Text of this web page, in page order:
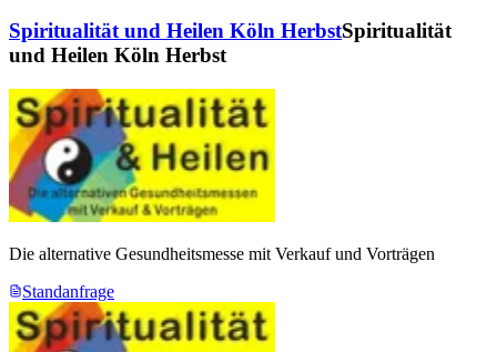
Spiritualität und Heilen Köln HerbstSpiritualität
und Heilen Köln Herbst
Die alternative Gesundheitsmesse mit Verkauf und Vorträgen
Standanfrage